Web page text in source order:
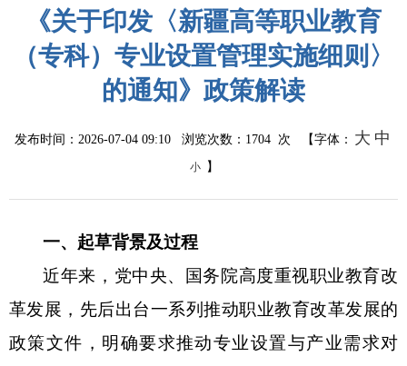
《关于印发〈新疆高等职业教育
（专科）专业设置管理实施细则〉
的通知》政策解读
发布时间：2026-07-04 09:10 浏览次数： 1704 次 【字体： 大 中
小 】
一、 起草背景及过程
近年来，党中央、国务院高度重视职业教育改
革发展，先后出台一系列推动职业教育改革发展的
政策文件，明确要求推动专业设置与产业需求对